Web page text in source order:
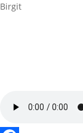
Birgit